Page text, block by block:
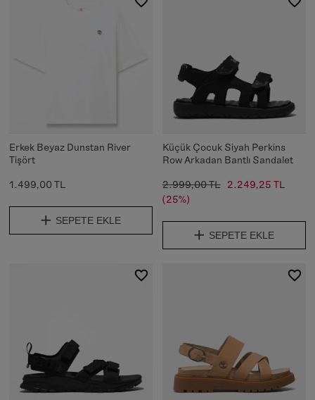
Erkek Beyaz Dunstan River
Tişört
1.499,00 TL
SEPETE EKLE
Küçük Çocuk Siyah Perkins
Row Arkadan Bantlı Sandalet
2.999,00 TL
2.249,25 TL
(25%)
SEPETE EKLE